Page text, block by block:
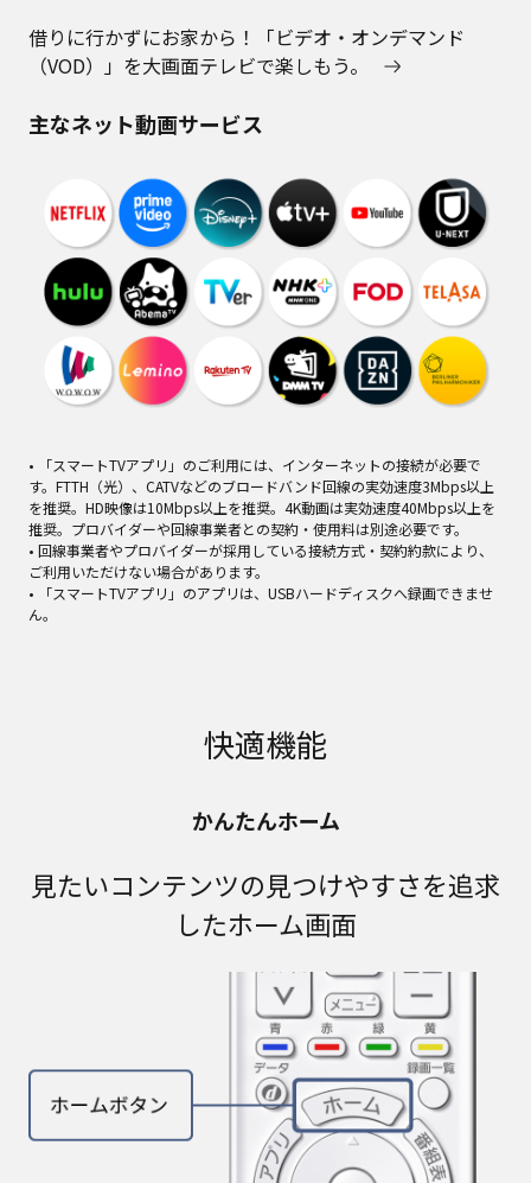
借りに行かずにお家から！「ビデオ・オンデマンド
（VOD）」を大画面テレビで楽しもう。
主なネット動画サービス
• 「スマートTVアプリ」のご利用には、インターネットの接続が必要で
す。FTTH（光）、CATVなどのブロードバンド回線の実効速度3Mbps以上
を推奨。HD映像は10Mbps以上を推奨。4K動画は実効速度40Mbps以上を
推奨。プロバイダーや回線事業者との契約・使用料は別途必要です。
• 回線事業者やプロバイダーが採用している接続方式・契約約款により、
ご利用いただけない場合があります。
• 「スマートTVアプリ」のアプリは、USBハードディスクへ録画できませ
ん。
快適機能
かんたんホーム
見たいコンテンツの見つけやすさを追求
したホーム画面